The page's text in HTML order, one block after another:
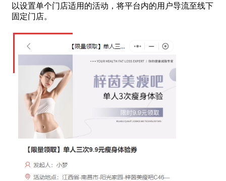
以设置单个门店适用的活动，将平台内的用户导流至线下
固定门店。